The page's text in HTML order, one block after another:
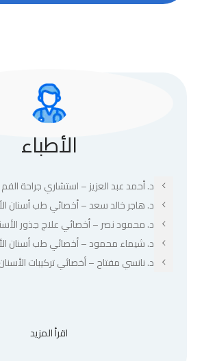
الأطباء
د. أحمد عبد العزيز – استشاري جراحة
د. هاجر خالد سعد – أخصائي طب أسنان
د. محمود نصر – أخصائي علاج جذور
د. شيماء محمود – أخصائي طب أسنان
د. نانسي مفتاح – أخصائي تركيبات الأسنان
اقرأ المزيد